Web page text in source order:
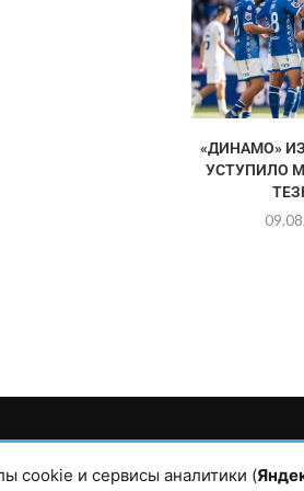
«ДИНАМО»
УСТУПИЛО
Махачкала, пр-т Насрутдинова, д.
cookie и сервисы аналитики (